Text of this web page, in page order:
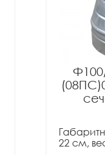
22 см,